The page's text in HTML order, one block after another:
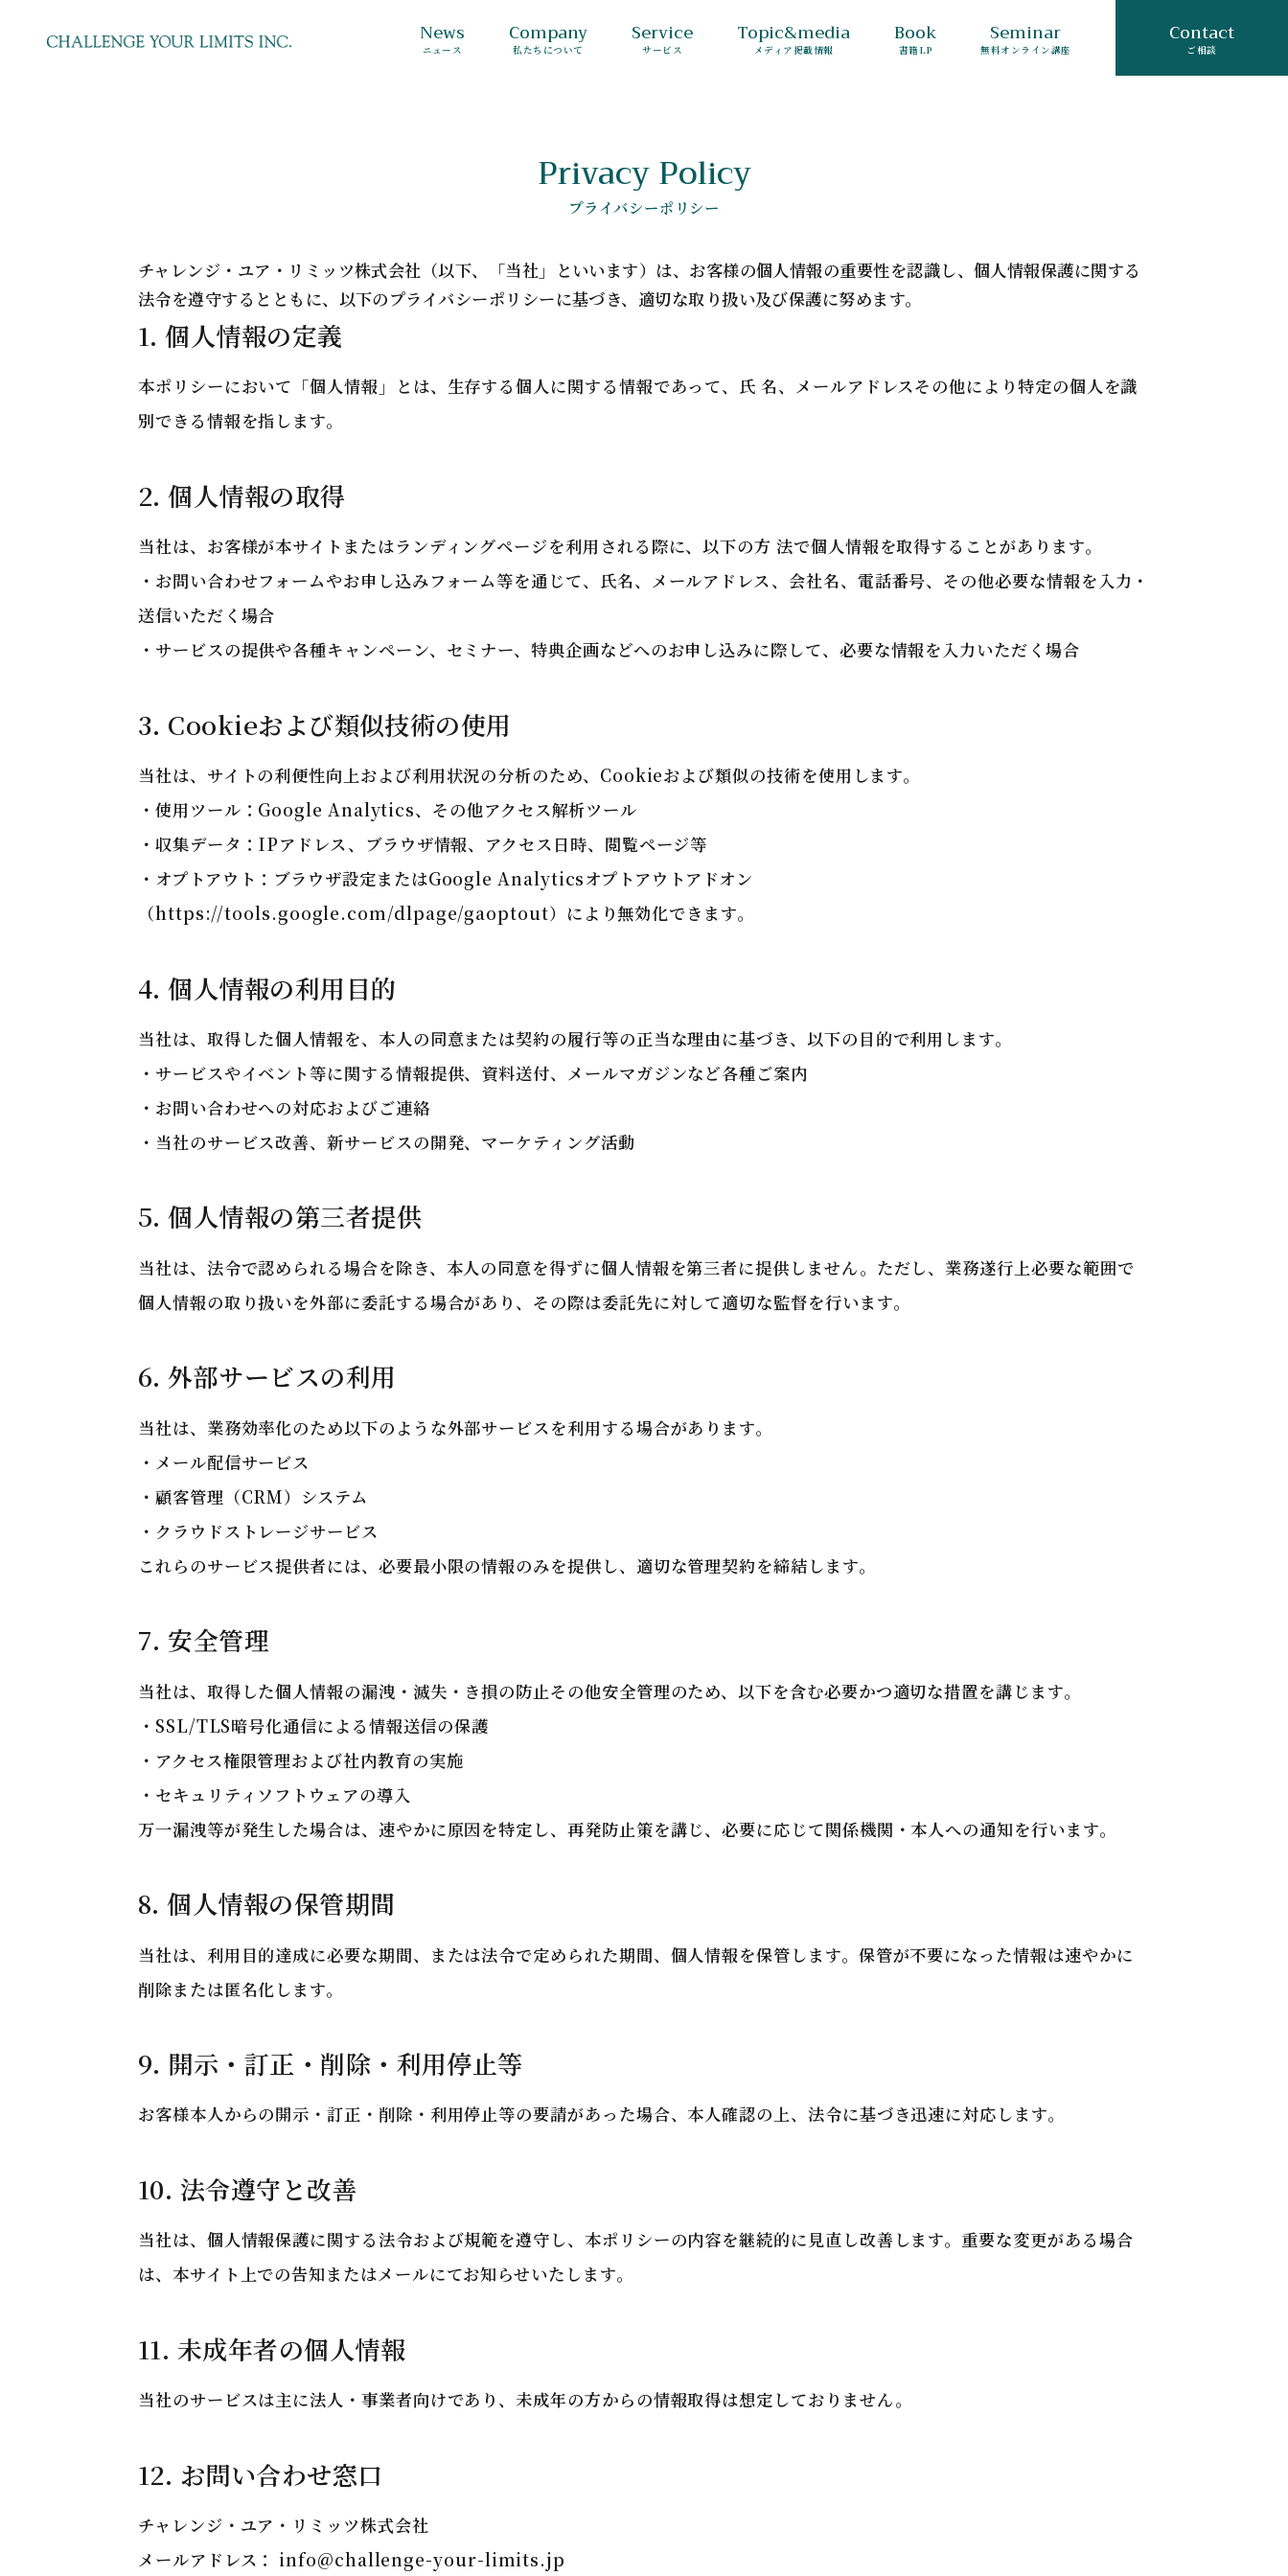
Privacy Policy
プライバシーポリシー
チャレンジ・ユア・リミッツ株式会社（以下、「当社」といいます）は、お客様の個人情報の重要性を認識し、個人情報保護に関する
法令を遵守するとともに、以下のプライバシーポリシーに基づき、適切な取り扱い及び保護に努めます。
1. 個人情報の定義
本ポリシーにおいて「個人情報」とは、生存する個人に関する情報であって、氏 名、メールアドレスその他により特定の個人を識
別できる情報を指します。
2. 個人情報の取得
当社は、お客様が本サイトまたはランディングページを利用される際に、以下の方 法で個人情報を取得することがあります。
・お問い合わせフォームやお申し込みフォーム等を通じて、氏名、メールアドレス、会社名、電話番号、その他必要な情報を入力・
送信いただく場合
・サービスの提供や各種キャンペーン、セミナー、特典企画などへのお申し込みに際して、必要な情報を入力いただく場合
3. Cookieおよび類似技術の使用
当社は、サイトの利便性向上および利用状況の分析のため、Cookieおよび類似の技術を使用します。
・使用ツール：Google Analytics、その他アクセス解析ツール
・収集データ：IPアドレス、ブラウザ情報、アクセス日時、閲覧ページ等
・オプトアウト：ブラウザ設定またはGoogle Analyticsオプトアウトアドオン
（https://tools.google.com/dlpage/gaoptout）により無効化できます。
4. 個人情報の利用目的
当社は、取得した個人情報を、本人の同意または契約の履行等の正当な理由に基づき、以下の目的で利用します。
・サービスやイベント等に関する情報提供、資料送付、メールマガジンなど各種ご案内
・お問い合わせへの対応およびご連絡
・当社のサービス改善、新サービスの開発、マーケティング活動
5. 個人情報の第三者提供
当社は、法令で認められる場合を除き、本人の同意を得ずに個人情報を第三者に提供しません。ただし、業務遂行上必要な範囲で
個人情報の取り扱いを外部に委託する場合があり、その際は委託先に対して適切な監督を行います。
6. 外部サービスの利用
当社は、業務効率化のため以下のような外部サービスを利用する場合があります。
・メール配信サービス
・顧客管理（CRM）システム
・クラウドストレージサービス
これらのサービス提供者には、必要最小限の情報のみを提供し、適切な管理契約を締結します。
7. 安全管理
当社は、取得した個人情報の漏洩・滅失・き損の防止その他安全管理のため、以下を含む必要かつ適切な措置を講じます。
・SSL/TLS暗号化通信による情報送信の保護
・アクセス権限管理および社内教育の実施
・セキュリティソフトウェアの導入
万一漏洩等が発生した場合は、速やかに原因を特定し、再発防止策を講じ、必要に応じて関係機関・本人への通知を行います。
8. 個人情報の保管期間
当社は、利用目的達成に必要な期間、または法令で定められた期間、個人情報を保管します。保管が不要になった情報は速やかに
削除または匿名化します。
9. 開示・訂正・削除・利用停止等
お客様本人からの開示・訂正・削除・利用停止等の要請があった場合、本人確認の上、法令に基づき迅速に対応します。
10. 法令遵守と改善
当社は、個人情報保護に関する法令および規範を遵守し、本ポリシーの内容を継続的に見直し改善します。重要な変更がある場合
は、本サイト上での告知またはメールにてお知らせいたします。
11. 未成年者の個人情報
当社のサービスは主に法人・事業者向けであり、未成年の方からの情報取得は想定しておりません。
12. お問い合わせ窓口
チャレンジ・ユア・リミッツ株式会社
メールアドレス： info@challenge-your-limits.jp
News
ニュース
Company
私たちについて
Service
サービス
Topic&media
メディア掲載情報
Book
書籍LP
Seminar
無料オンライン講座
Contact
ご相談